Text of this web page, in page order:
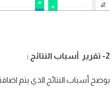
2- تقرير أسباب النتائج :
يوضح أسباب النتائج الذي يتم